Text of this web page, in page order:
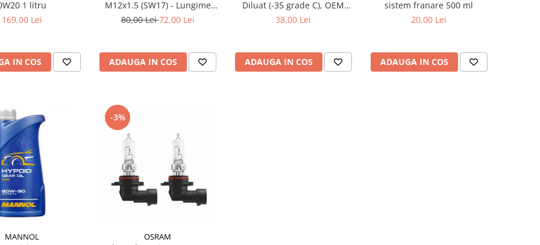
1 litru
169,00 Lei
IN COS
M12x1.5 (SW17) - Lungime
47.5 mm, pentru jantă aliaj și
80,00 Lei72,00 Lei
ADAUGA IN COS
Diluat (-35 grade C), OEM
(Culoare Verde)
38,00 Lei
ADAUGA IN COS
sistem franare 500 ml
20,00 Lei
ADAUGA IN COS
MANNOL
-3%
OSRAM